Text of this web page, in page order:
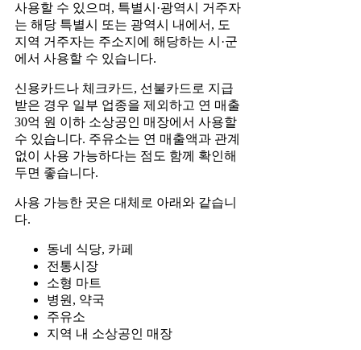
사용할 수 있으며, 특별시·광역시 거주자
는 해당 특별시 또는 광역시 내에서, 도
지역 거주자는 주소지에 해당하는 시·군
에서 사용할 수 있습니다.
신용카드나 체크카드, 선불카드로 지급
받은 경우 일부 업종을 제외하고 연 매출
30억 원 이하 소상공인 매장에서 사용할
수 있습니다. 주유소는 연 매출액과 관계
없이 사용 가능하다는 점도 함께 확인해
두면 좋습니다.
사용 가능한 곳은 대체로 아래와 같습니
다.
동네 식당, 카페
전통시장
소형 마트
병원, 약국
주유소
지역 내 소상공인 매장